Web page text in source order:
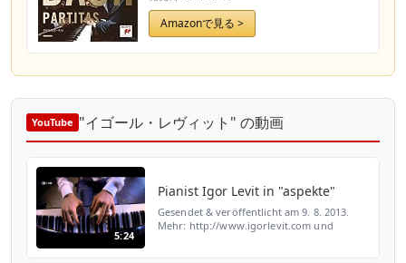
Amazonで見る >
YouTube "イゴール・レヴィット" の動画
5:24
Pianist Igor Levit in "aspekte"
Gesendet & veröffentlicht am 9. 8. 2013.
Mehr: http://www.igorlevit.com und